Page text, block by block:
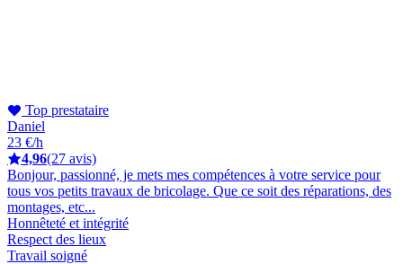
Top prestataire
Daniel
23 €/h
4,96(27 avis)
Bonjour, passionné, je mets mes compétences à votre service pour
tous vos petits travaux de bricolage. Que ce soit des réparations, des
montages, etc...
Honnêteté et intégrité
Respect des lieux
Travail soigné